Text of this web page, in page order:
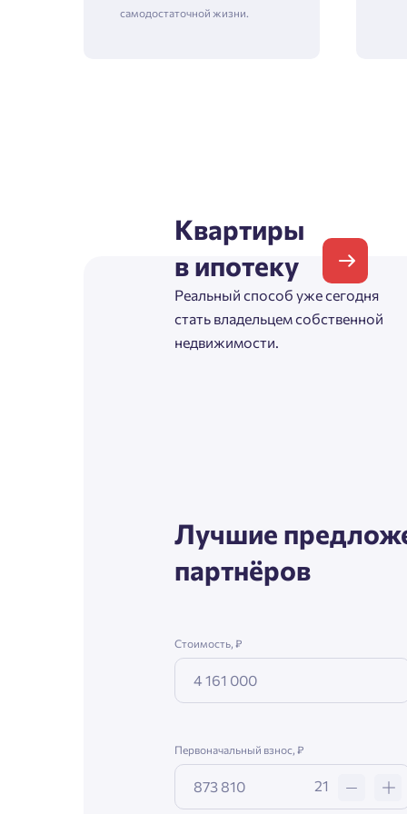
самодостаточной жизни.
Квартиры
в ипотеку
Реальный способ уже сегодня
стать владельцем собственной
недвижимости.
Лучшие
партнёров
Стоимость, ₽
Первоначальный взнос, ₽
21
Фамилия
Email